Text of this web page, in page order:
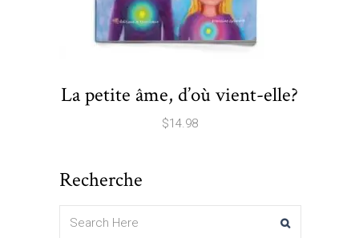
La petite âme, d’où vient-elle?
$14.98
Recherche